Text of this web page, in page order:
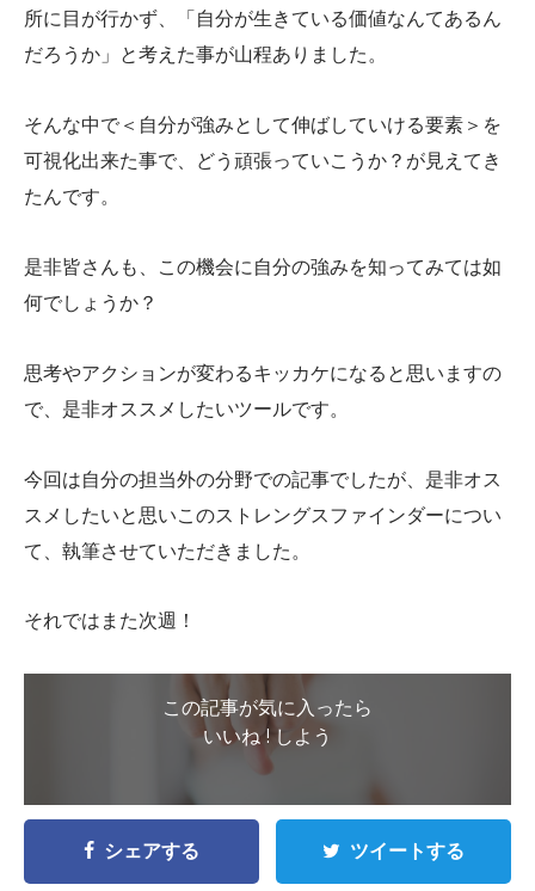
所に目が行かず、「自分が生きている価値なんてあるん
だろうか」と考えた事が山程ありました。
そんな中で＜自分が強みとして伸ばしていける要素＞を
可視化出来た事で、どう頑張っていこうか？が見えてき
たんです。
是非皆さんも、この機会に自分の強みを知ってみては如
何でしょうか？
思考やアクションが変わるキッカケになると思いますの
で、是非オススメしたいツールです。
今回は自分の担当外の分野での記事でしたが、是非オス
スメしたいと思いこのストレングスファインダーについ
て、執筆させていただきました。
それではまた次週！
この記事が気に入ったら
いいね ! しよう
シェアする ツイートする